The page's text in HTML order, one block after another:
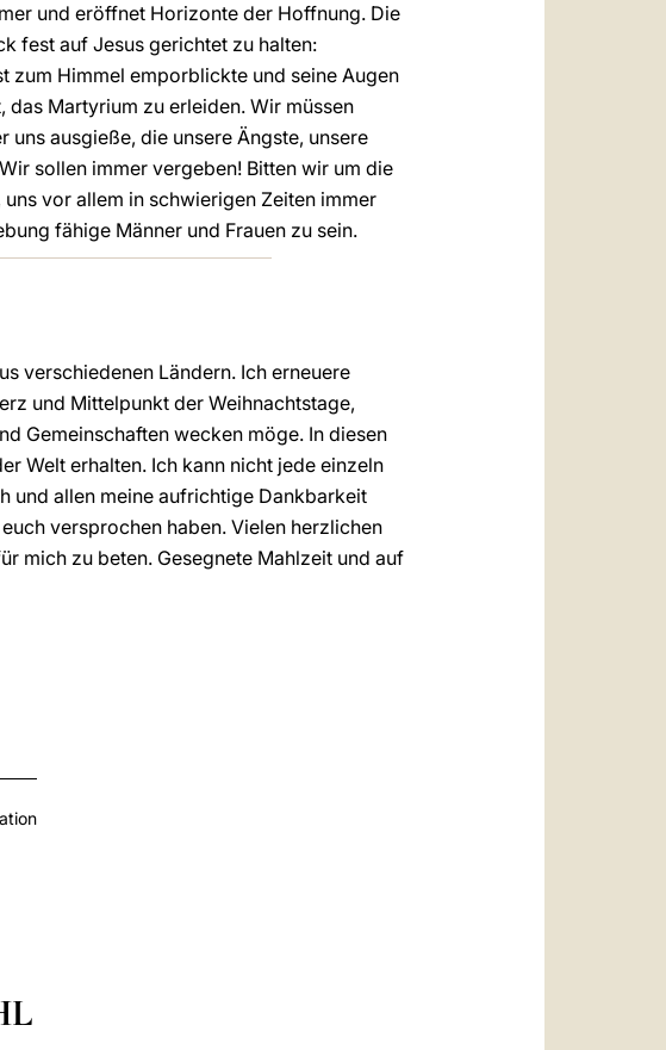
und eröffnet Horizonte der Hoffnung. Die
fest auf Jesus gerichtet zu halten:
zum Himmel emporblickte und seine Augen
das Martyrium zu erleiden. Wir müssen
ausgieße, die unsere Ängste, unsere
sollen immer vergeben! Bitten wir um die
vor allem in schwierigen Zeiten immer
fähige Männer und Frauen zu sein.
verschiedenen Ländern. Ich erneuere
und Mittelpunkt der Weihnachtstage,
Gemeinschaften wecken möge. In diesen
Welt erhalten. Ich kann nicht jede einzeln
und allen meine aufrichtige Dankbarkeit
versprochen haben. Vielen herzlichen
mich zu beten. Gesegnete Mahlzeit und auf